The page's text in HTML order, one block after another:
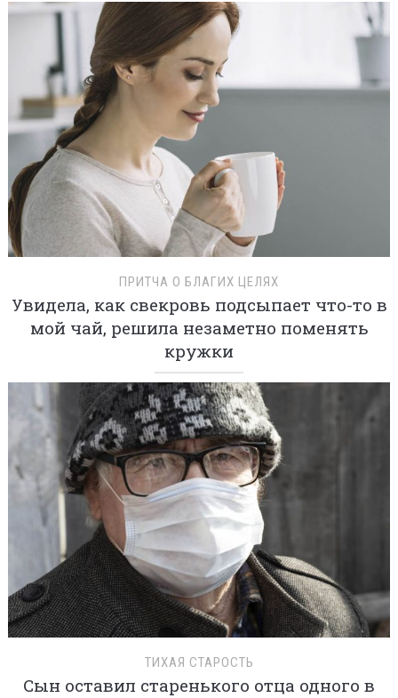
ПРИТЧА О БЛАГИХ ЦЕЛЯХ
Увидела, как свекровь подсыпает что-то в
мой чай, решила незаметно поменять
кружки
ТИХАЯ СТАРОСТЬ
Сын оставил старенького отца одного в